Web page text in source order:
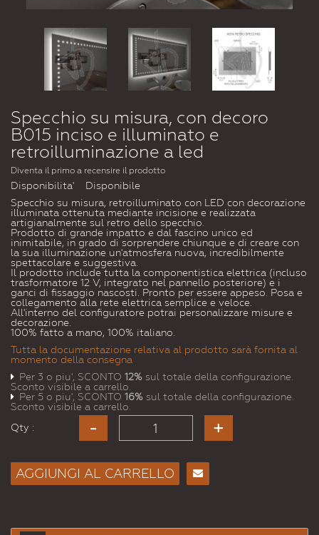
Specchio su misura, con decoro
B015 inciso e illuminato e
retroilluminazione a led
Diventa il primo a recensire il prodotto
Disponibilita'
Disponibile
Specchio su misura, retroilluminato con LED con decorazione
illuminata ottenuta mediante incisione e realizzata
artigianalmente sul retro dello specchio.
Prodotto di grande impatto e dal fascino unico ed
inimitabile, in grado di sorprendere chiunque e di creare con
la sua illuminazione un'atmosfera nuova, incredibilmente
spettacolare e suggestiva.
Il prodotto include tutta la componentistica elettrica (incluso
trasformatore 12 V, integrato nel pannello posteriore) e i
ganci di fissaggio nascosti. Pronto per essere appeso. Posa e
collegamento alla rete elettrica semplice e veloce.
All'interno del configuratore potrai personalizzare misure e
decorazione.
100% fatto a mano, 100% italiano.
Tutta la documentazione relativa al prodotto sarà fornita al
momento della consegna
Per 3 o piu', SCONTO 12% sul totale della configurazione.
Sconto visibile a carrello.
Per 5 o piu', SCONTO 16% sul totale della configurazione.
Sconto visibile a carrello.
Qty :
AGGIUNGI AL CARRELLO